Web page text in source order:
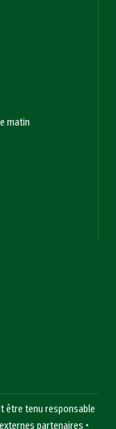
matin
être tenu responsable
partenaires •